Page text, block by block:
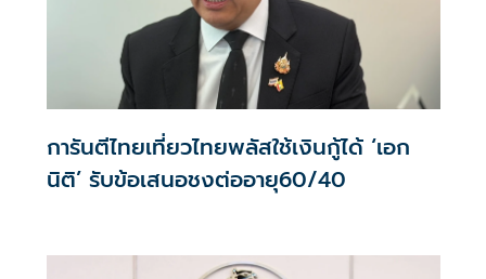
การันตีไทยเที่ยวไทยพลัสใช้เงินกู้ได้ ‘เอก
นิติ’ รับข้อเสนอชงต่ออายุ60/40